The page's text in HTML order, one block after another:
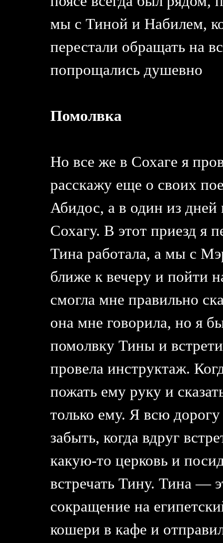
мы с Тиной и Набилем,
перестали обращать на
попрощались душевно
Помолвка
Но все же в Сохаге я
расскажу еще о своих
Абидос, а в один из
Сохагу. В этот приезд я
Тина работала, а мы с
ближе к вечеру и пойти
смогла мне правильно
она мне говорила, но я
помолвку Тины и
провела инструктаж.
пожать ему руку и
только ему. Я всю
забыть, когда вдруг
какую-то церковь и
встречать Тину. Тина —
сокращение на
кошери в кафе и